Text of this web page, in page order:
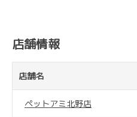
店舗情報
店舗名
ペットアミ北野店